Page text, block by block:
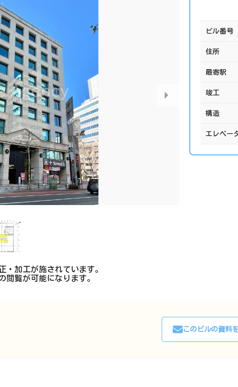
ビル番号
住所
最寄駅
竣工
構造
エレベー
加工が施されています。
閲覧が可能になります。
このビルの資料